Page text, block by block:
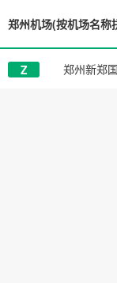
郑州机场(按机场名称
Z 郑州新郑